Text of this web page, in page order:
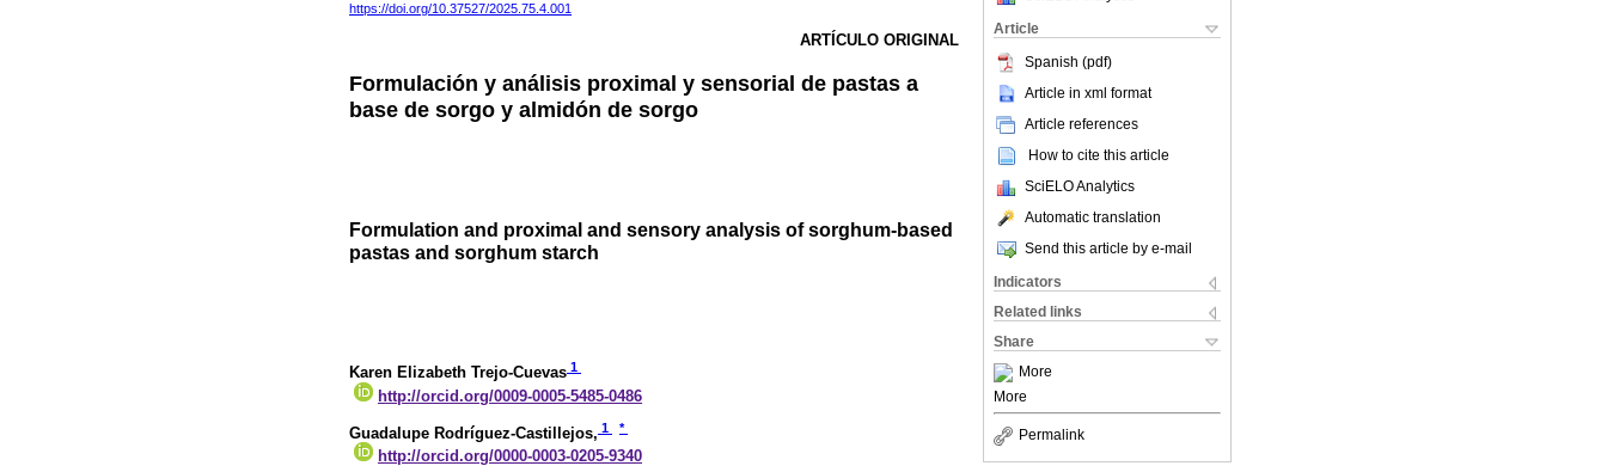
Article
Spanish (pdf)
Article in xml format
Article references
How to cite this article
SciELO Analytics
Automatic translation
Send this article by e-mail
Indicators
Related links
Share
More
More
Permalink
https://doi.org/10.37527/2025.75.4.001
ARTÍCULO ORIGINAL
Formulación y análisis proximal y sensorial de pastas a
base de sorgo y almidón de sorgo
Formulation and proximal and sensory analysis of sorghum-based
pastas and sorghum starch
Karen Elizabeth Trejo-Cuevas 1
http://orcid.org/0009-0005-5485-0486
Guadalupe Rodríguez-Castillejos, 1 *
http://orcid.org/0000-0003-0205-9340